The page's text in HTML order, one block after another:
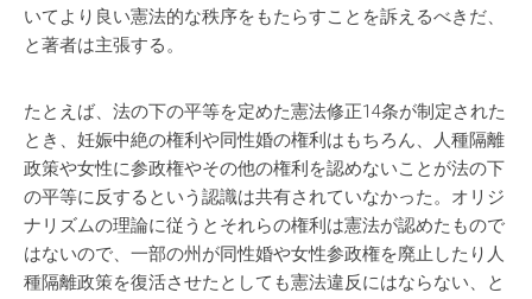
いてより良い憲法的な秩序をもたらすことを訴えるべきだ、
と著者は主張する。
たとえば、法の下の平等を定めた憲法修正14条が制定された
とき、妊娠中絶の権利や同性婚の権利はもちろん、人種隔離
政策や女性に参政権やその他の権利を認めないことが法の下
の平等に反するという認識は共有されていなかった。オリジ
ナリズムの理論に従うとそれらの権利は憲法が認めたもので
はないので、一部の州が同性婚や女性参政権を廃止したり人
種隔離政策を復活させたとしても憲法違反にはならない、と